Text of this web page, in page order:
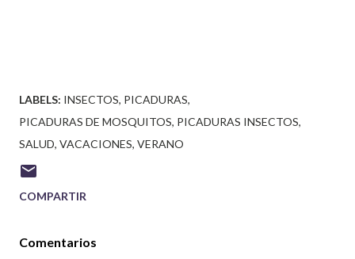
LABELS: INSECTOS PICADURAS
PICADURAS DE MOSQUITOS PICADURAS INSECTOS
SALUD VACACIONES VERANO
COMPARTIR
Comentarios